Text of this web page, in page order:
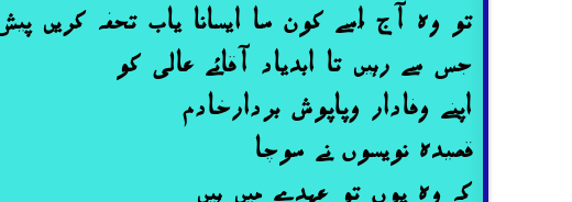
تو وہ آج اُسے کون سا ایسانا یاب تحفہ کریں
جس سے رہیں تا ابدیاد آقائے عالی کو
اپنے وفادار وپاپوش بردارخادم
قصیدہ نویسوں نے سوچا
کہ وہ یوں تو عہدے میں ہیں